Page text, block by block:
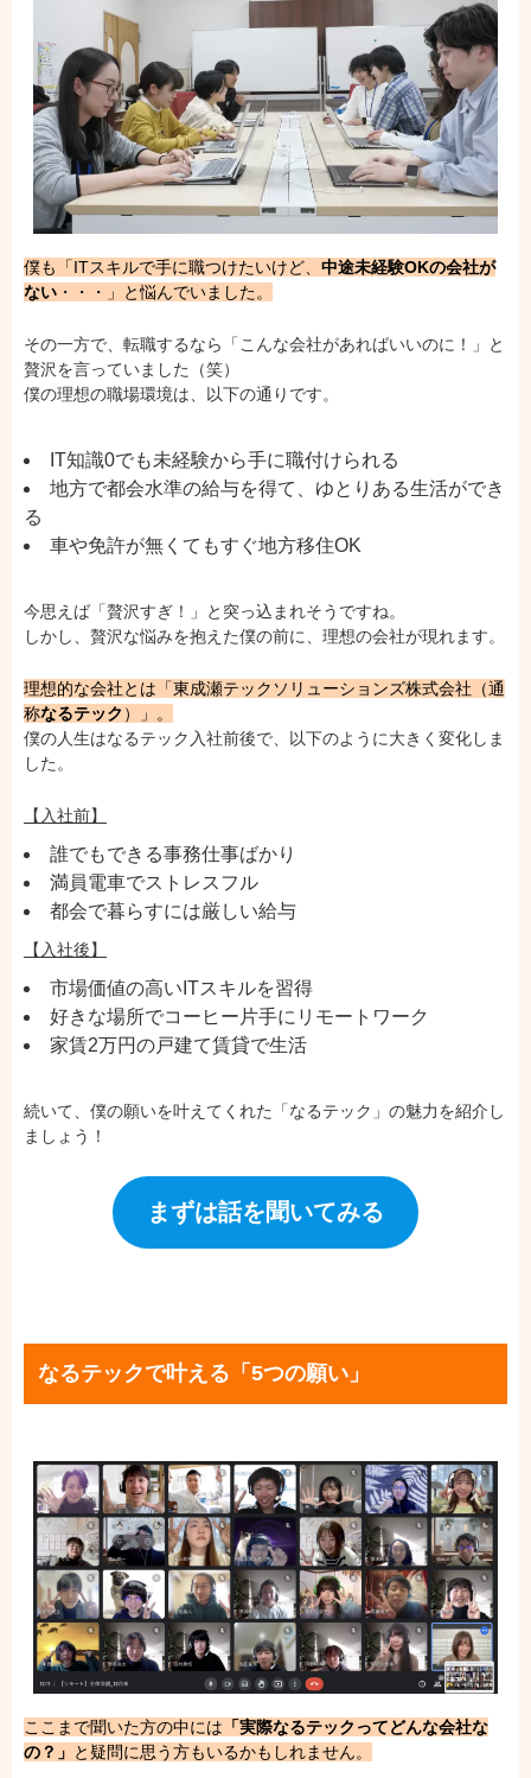
僕も「ITスキルで手に職つけたいけど、 中途未経験OKの会社が
ない ・・・」と悩んでいました。
その一方で、転職するなら「こんな会社があればいいのに！」と
贅沢を言っていました（笑）
僕の理想の職場環境は、以下の通りです。
IT知識0でも未経験から手に職付けられる
地方で都会水準の給与を得て、ゆとりある生活ができ
る
車や免許が無くてもすぐ地方移住OK
今思えば「贅沢すぎ！」と突っ込まれそうですね。
しかし、贅沢な悩みを抱えた僕の前に、理想の会社が現れます。
理想的な会社とは「東成瀬テックソリューションズ株式会社（通
称なるテック ）」。
僕の人生はなるテック入社前後で、以下のように大きく変化しま
した。
【入社前】
誰でもできる事務仕事ばかり
満員電車でストレスフル
都会で暮らすには厳しい給与
【入社後】
市場価値の高いITスキルを習得
好きな場所でコーヒー片手にリモートワーク
家賃2万円の戸建て賃貸で生活
続いて、僕の願いを叶えてくれた「なるテック」の魅力を紹介し
ましょう！
まずは話を聞いてみる
なるテックで叶える「5つの願い」
ここまで聞いた方の中には 「実際なるテックってどんな会社な
の？」 と疑問に思う方もいるかもしれません。